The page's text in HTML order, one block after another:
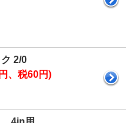
2/0
、税60円)